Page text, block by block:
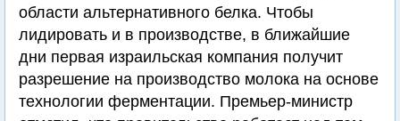
области альтернативного белка. Чтобы
лидировать и в производстве, в ближайшие
дни первая израильская компания получит
разрешение на производство молока на основе
технологии ферментации. Премьер-министр